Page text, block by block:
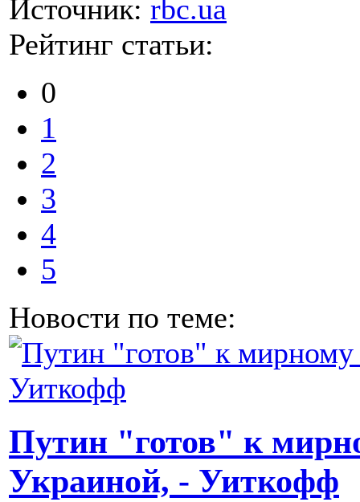
Источник: rbc.ua
Рейтинг статьи:
0
1
2
3
4
5
Новости по теме:
Путин "готов" к
Украиной, - Уиткофф